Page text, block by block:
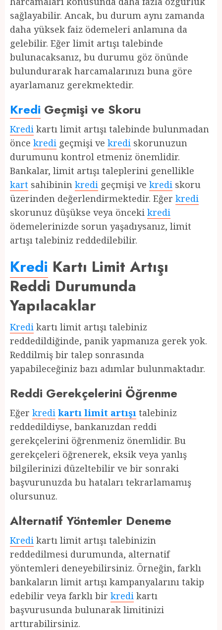
sağlayabilir. Ancak, bu durum aynı zamanda
daha yüksek faiz ödemeleri anlamına da
gelebilir. Eğer limit artışı talebinde
bulunacaksanız, bu durumu göz önünde
bulundurarak harcamalarınızı buna göre
ayarlamanız gerekmektedir.
Kredi Geçmişi ve Skoru
Kredi kartı limit artışı talebinde bulunmadan
önce kredi geçmişi ve kredi skorunuzun
durumunu kontrol etmeniz önemlidir.
Bankalar, limit artışı taleplerini genellikle
kart sahibinin kredi geçmişi ve kredi skoru
üzerinden değerlendirmektedir. Eğer kredi
skorunuz düşükse veya önceki kredi
ödemelerinizde sorun yaşadıysanız, limit
artışı talebiniz reddedilebilir.
Kredi Kartı Limit Artışı
Reddi Durumunda
Yapılacaklar
Kredi kartı limit artışı talebiniz
reddedildiğinde, panik yapmanıza gerek yok.
Reddilmiş bir talep sonrasında
yapabileceğiniz bazı adımlar bulunmaktadır.
Reddi Gerekçelerini Öğrenme
Eğer kredi kartı limit artışı talebiniz
reddedildiyse, bankanızdan reddi
gerekçelerini öğrenmeniz önemlidir. Bu
gerekçeleri öğrenerek, eksik veya yanlış
bilgilerinizi düzeltebilir ve bir sonraki
başvurunuzda bu hataları tekrarlamamış
olursunuz.
Alternatif Yöntemler Deneme
Kredi kartı limit artışı talebinizin
reddedilmesi durumunda, alternatif
yöntemleri deneyebilirsiniz. Örneğin, farklı
bankaların limit artışı kampanyalarını takip
edebilir veya farklı bir kredi kartı
başvurusunda bulunarak limitinizi
arttırabilirsiniz.